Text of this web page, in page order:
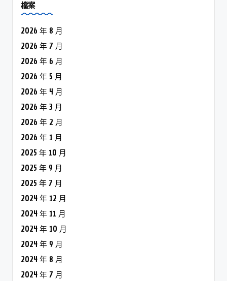
檔案
2026 年 8 月
2026 年 7 月
2026 年 6 月
2026 年 5 月
2026 年 4 月
2026 年 3 月
2026 年 2 月
2026 年 1 月
2025 年 10 月
2025 年 9 月
2025 年 7 月
2024 年 12 月
2024 年 11 月
2024 年 10 月
2024 年 9 月
2024 年 8 月
2024 年 7 月